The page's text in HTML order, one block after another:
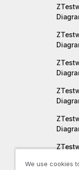
We use cookies